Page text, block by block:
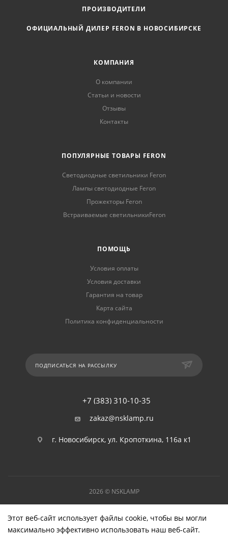
ПРОИЗВОДИТЕЛИ
ОФИЦИАЛЬНЫЙ ДИЛЕР FERON В НОВОСИБИРСКЕ
КОМПАНИЯ
О компании
Статьи и новости
Отзывы
Контакты
ПОПУЛЯРНЫЕ ТОВАРЫ FERON
Светодиодные светильники Feron
Лампы светодиодные Feron
Прожекторы Feron
Встраиваемые светильникиFeron
ПОМОЩЬ
Условия оплаты
Условия доставки
Гарантия на товар
Карта сайта
Политика конфиденциальности
ПОДПИСАТЬСЯ НА РАССЫЛКУ
+7 (383) 310-10-35
zakaz@nsklamp.ru
г. Новосибирск, ул. Кропоткина, 116а к1
2026 © NSKLAMP
Этот веб-сайт использует файлы cookie, чтобы вы могли
максимально эффективно использовать наш веб-сайт.